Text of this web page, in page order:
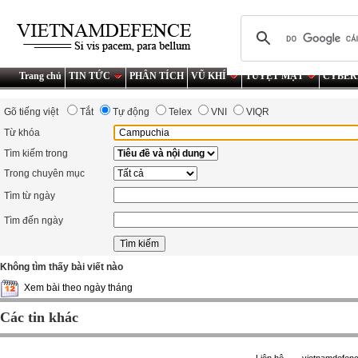
Trang chủ TIN TỨC PHÂN TÍCH VŨ KHÍ TUYỆT MẬT
Gõ tiếng việt Tắt Tự động Telex VNI
VIQR
Từ khóa
Tìm kiếm trong
Trong chuyên mục
Tìm từ ngày
Tìm đến ngày
Không tìm thấy bài viết nào
Xem bài theo ngày tháng
Các tin khác